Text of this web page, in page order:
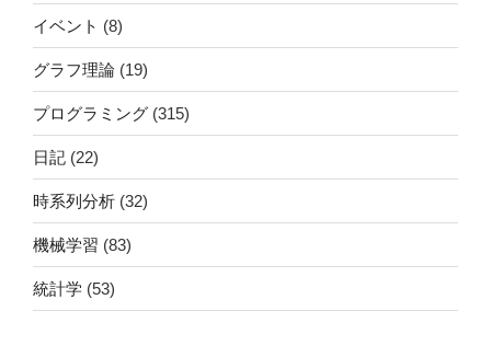
イベント (8)
グラフ理論 (19)
プログラミング (315)
日記 (22)
時系列分析 (32)
機械学習 (83)
統計学 (53)